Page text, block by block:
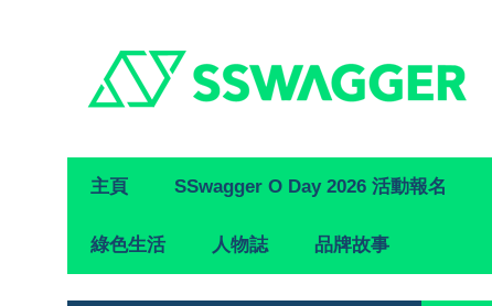
Primary
Navigation
主頁 SSwagger O Day 2026 活動報名
綠色生活 人物誌 品牌故事